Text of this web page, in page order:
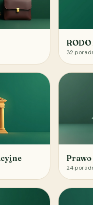
32
24